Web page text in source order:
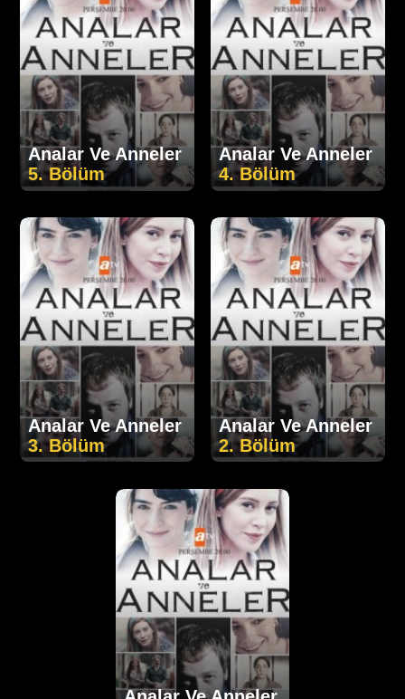
Analar Ve Anneler
5. Bölüm
Analar Ve Anneler
4. Bölüm
Analar Ve Anneler
3. Bölüm
Analar Ve Anneler
2. Bölüm